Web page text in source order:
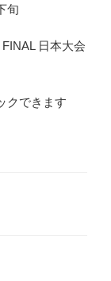
旬
日本大会
クできます